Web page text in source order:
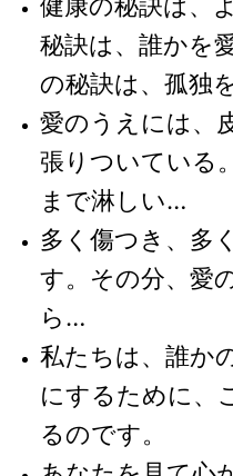
秘訣は、誰かを
の秘訣は、孤独
愛のうえには、
張りついている
まで淋しい…
多く傷つき、多
す。その分、愛
ら…
私たちは、誰か
にするために、
るのです。